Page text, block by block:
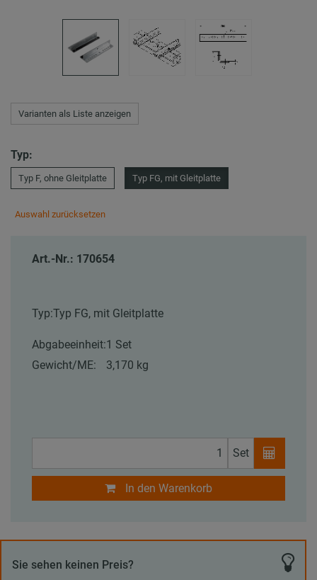
Varianten als Liste anzeigen
Typ:
Typ F, ohne Gleitplatte Typ FG, mit Gleitplatte
Auswahl zurücksetzen
Art.-Nr.: 170654
Typ:Typ FG, mit Gleitplatte
Abgabeeinheit:1 Set
Gewicht/ME:
3,170 kg
Set
In den Warenkorb
Sie sehen keinen Preis?